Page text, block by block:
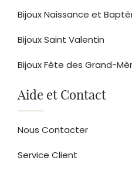
Bijoux Naissance et
Bijoux Saint Valentin
Bijoux Fête des Grand-
Aide et Contact
Nous Contacter
Service Client